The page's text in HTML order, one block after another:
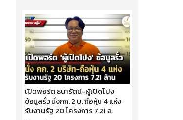
เปิดพอร์ต ธนารัตน์-ผู้เปิดโปง
ข้อมูลรั่ว นั่งกก. 2 บ. ถือหุ้น 4 แห่ง
รับงานรัฐ 20 โครงการ 7.21 ล.